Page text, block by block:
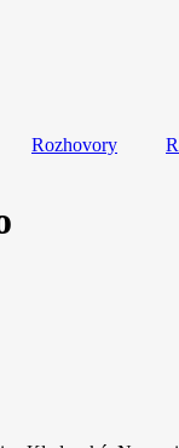
Rozhovory